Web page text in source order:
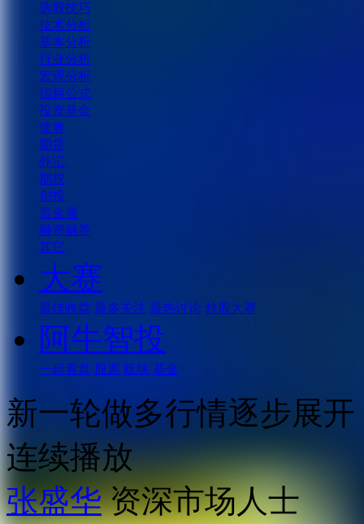
选股技巧
技术分析
基本分析
行业分析
宏观分析
指标公式
投资基金
债券
期货
外汇
期权
创投
贵金属
融资融券
其它
大赛
最佳收益 最多关注 最热讨论 炒股大赛
阿牛智投
一起看盘 股票 板块 基金
新一轮做多行情逐步展开
连续播放
张盛华 资深市场人士